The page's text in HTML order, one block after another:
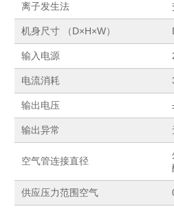
离子发生法
机身尺寸 （D×H×W）
输入电源
电流消耗
输出电压
输出异常
空气管连接直径
供应压力范围空气